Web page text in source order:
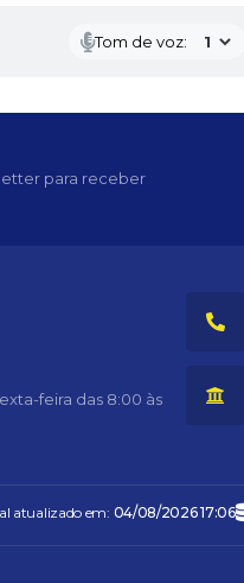
Tom de voz:
para receber
feira das 8:00 às
atualizado em: 04/08/2026 17:06